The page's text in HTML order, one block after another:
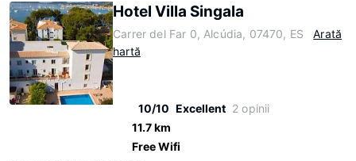
Hotel Villa Singala
Carrer del Far 0, Alcúdia, 07470, ES
Arată
hartă
10/10 Excellent 2 opinii
11.7 km
Free Wifi